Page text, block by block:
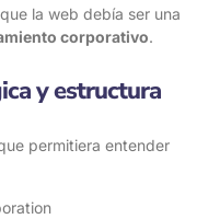
la web debía ser una
corporativo.
y estructura
permitiera entender